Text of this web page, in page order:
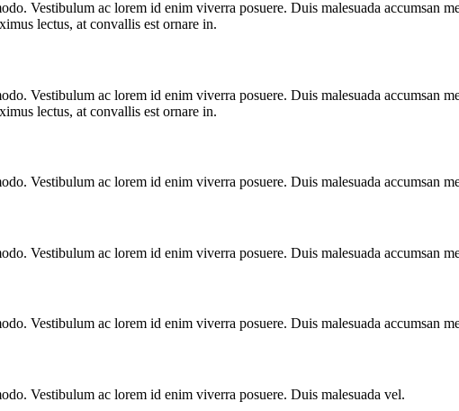
Vestibulum ac lorem id enim viverra posuere. Duis malesuada accumsan
lectus, at convallis est ornare in.
Vestibulum ac lorem id enim viverra posuere. Duis malesuada accumsan
lectus, at convallis est ornare in.
Vestibulum ac lorem id enim viverra posuere. Duis malesuada accumsan
Vestibulum ac lorem id enim viverra posuere. Duis malesuada accumsan
Vestibulum ac lorem id enim viverra posuere. Duis malesuada accumsan
Vestibulum ac lorem id enim viverra posuere. Duis malesuada vel.